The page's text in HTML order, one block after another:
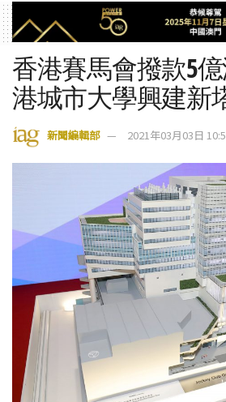
香港賽馬會撥款5
港城市大學興建新
新聞編輯部 2021年03月03日